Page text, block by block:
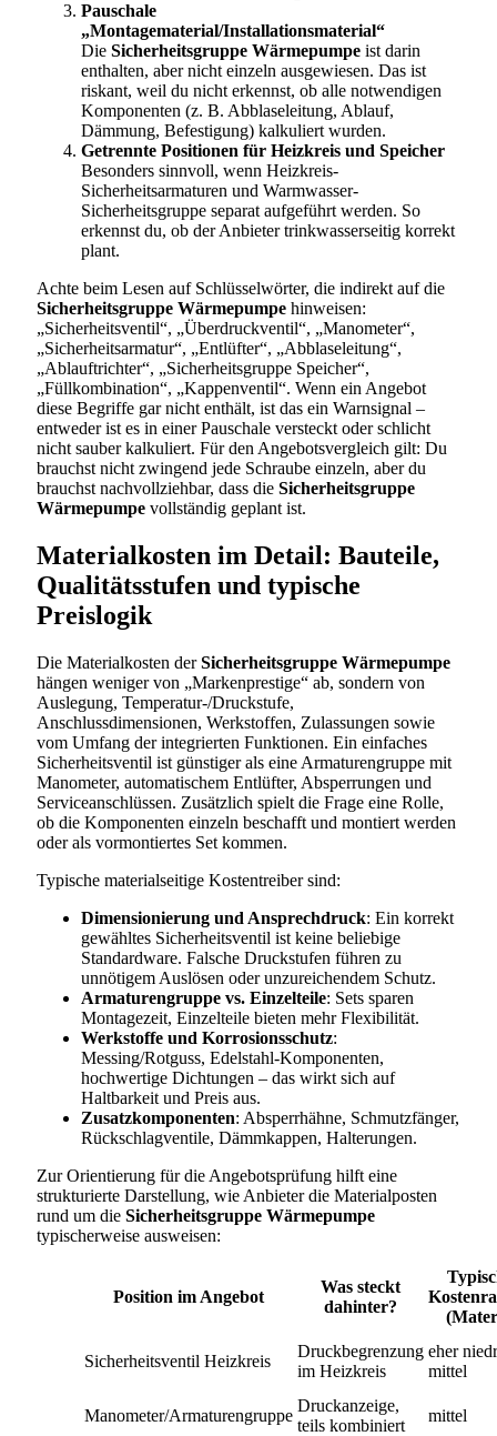
Pauschale
„Montagematerial/Installationsmaterial“
Die Sicherheitsgruppe Wärmepumpe ist darin
enthalten, aber nicht einzeln ausgewiesen. Das ist
riskant, weil du nicht erkennst, ob alle notwendigen
Komponenten (z. B. Abblaseleitung, Ablauf,
Dämmung, Befestigung) kalkuliert wurden.
Getrennte Positionen für Heizkreis und Speicher
Besonders sinnvoll, wenn Heizkreis-
Sicherheitsarmaturen und Warmwasser-
Sicherheitsgruppe separat aufgeführt werden. So
erkennst du, ob der Anbieter trinkwasserseitig korrekt
plant.
Achte beim Lesen auf Schlüsselwörter, die indirekt auf die
Sicherheitsgruppe Wärmepumpe hinweisen:
„Sicherheitsventil“, „Überdruckventil“, „Manometer“,
„Sicherheitsarmatur“, „Entlüfter“, „Abblaseleitung“,
„Ablauftrichter“, „Sicherheitsgruppe Speicher“,
„Füllkombination“, „Kappenventil“. Wenn ein Angebot
diese Begriffe gar nicht enthält, ist das ein Warnsignal –
entweder ist es in einer Pauschale versteckt oder schlicht
nicht sauber kalkuliert. Für den Angebotsvergleich gilt: Du
brauchst nicht zwingend jede Schraube einzeln, aber du
brauchst nachvollziehbar, dass die Sicherheitsgruppe
Wärmepumpe vollständig geplant ist.
Materialkosten im Detail: Bauteile,
Qualitätsstufen und typische
Preislogik
Die Materialkosten derSicherheitsgruppe Wärmepumpe
hängen weniger von „Markenprestige“ ab, sondern von
Auslegung, Temperatur-/Druckstufe,
Anschlussdimensionen, Werkstoffen, Zulassungen sowie
vom Umfang der integrierten Funktionen. Ein einfaches
Sicherheitsventil ist günstiger als eine Armaturengruppe mit
Manometer, automatischem Entlüfter, Absperrungen und
Serviceanschlüssen. Zusätzlich spielt die Frage eine Rolle,
ob die Komponenten einzeln beschafft und montiert werden
oder als vormontiertes Set kommen.
Typische materialseitige Kostentreiber sind:
Dimensionierung und Ansprechdruck: Ein korrekt
gewähltes Sicherheitsventil ist keine beliebige
Standardware. Falsche Druckstufen führen zu
unnötigem Auslösen oder unzureichendem Schutz.
Armaturengruppe vs. Einzelteile: Sets sparen
Montagezeit, Einzelteile bieten mehr Flexibilität.
Werkstoffe und Korrosionsschutz:
Messing/Rotguss, Edelstahl-Komponenten,
hochwertige Dichtungen – das wirkt sich auf
Haltbarkeit und Preis aus.
Zusatzkomponenten: Absperrhähne, Schmutzfänger,
Rückschlagventile, Dämmkappen, Halterungen.
Zur Orientierung für die Angebotsprüfung hilft eine
strukturierte Darstellung, wie Anbieter die Materialposten
rund um die Sicherheitsgruppe Wärmepumpe
typischerweise ausweisen:
Position im Angebot
Was steckt
dahinter?
Sicherheitsventil Heizkreis
Druckbegrenzung
im Heizkreis
eher
mittel
Manometer/Armaturengruppe
Druckanzeige,
teils kombiniert
mittel